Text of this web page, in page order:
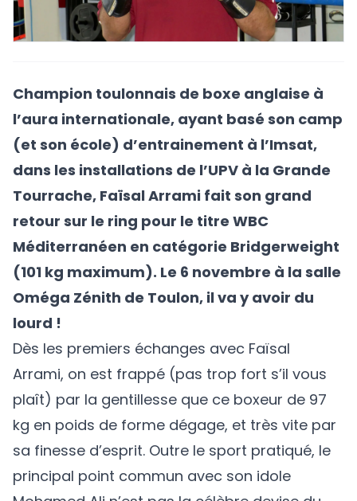
Champion toulonnais de boxe anglaise à
l’aura internationale, ayant basé son camp
(et son école) d’entrainement à l’Imsat,
dans les installations de l’UPV à la Grande
Tourrache, Faïsal Arrami fait son grand
retour sur le ring pour le titre WBC
Méditerranéen en catégorie Bridgerweight
(101 kg maximum). Le 6 novembre à la salle
Oméga Zénith de Toulon, il va y avoir du
lourd !
Dès les premiers échanges avec Faïsal
Arrami, on est frappé (pas trop fort s’il vous
plaît) par la gentillesse que ce boxeur de 97
kg en poids de forme dégage, et très vite par
sa finesse d’esprit. Outre le sport pratiqué, le
principal point commun avec son idole